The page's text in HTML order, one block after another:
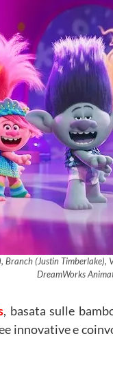
(Justin
DreamWorks
, basata sulle
innovative e